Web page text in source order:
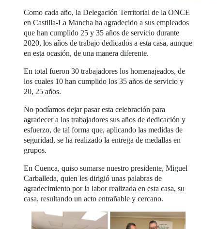
Como cada año, la Delegación Territorial de la ONCE
en Castilla-La Mancha ha agradecido a sus empleados
que han cumplido 25 y 35 años de servicio durante
2020, los años de trabajo dedicados a esta casa, aunque
en esta ocasión, de una manera diferente.
En total fueron 30 trabajadores los homenajeados, de
los cuales 10 han cumplido los 35 años de servicio y
20, 25 años.
No podíamos dejar pasar esta celebración para
agradecer a los trabajadores sus años de dedicación y
esfuerzo, de tal forma que, aplicando las medidas de
seguridad, se ha realizado la entrega de medallas en
grupos.
En Cuenca, quiso sumarse nuestro presidente, Miguel
Carballeda, quien les dirigió unas palabras de
agradecimiento por la labor realizada en esta casa, su
casa, resultando un acto entrañable y cercano.